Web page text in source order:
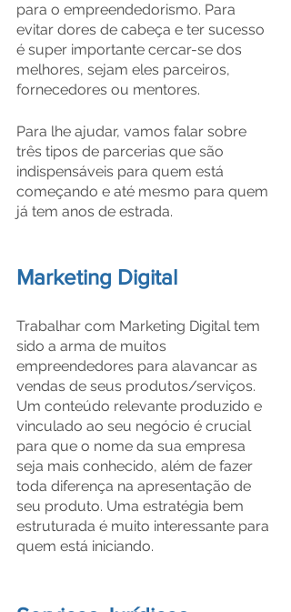
para o empreendedorismo. Para
evitar dores de cabeça e ter sucesso
é super importante cercar-se dos
melhores, sejam eles parceiros,
fornecedores ou mentores.
Para lhe ajudar, vamos falar sobre
três tipos de parcerias que são
indispensáveis para quem está
começando e até mesmo para quem
já tem anos de estrada.
Marketing Digital
Trabalhar com Marketing Digital tem
sido a arma de muitos
empreendedores para alavancar as
vendas de seus produtos/serviços.
Um conteúdo relevante produzido e
vinculado ao seu negócio é crucial
para que o nome da sua empresa
seja mais conhecido, além de fazer
toda diferença na apresentação de
seu produto. Uma estratégia bem
estruturada é muito interessante para
quem está iniciando.